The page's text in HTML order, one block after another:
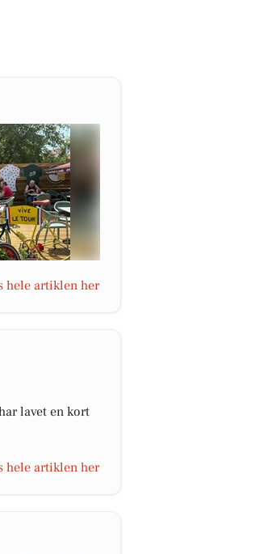
hele artiklen her
lavet en kort
hele artiklen her